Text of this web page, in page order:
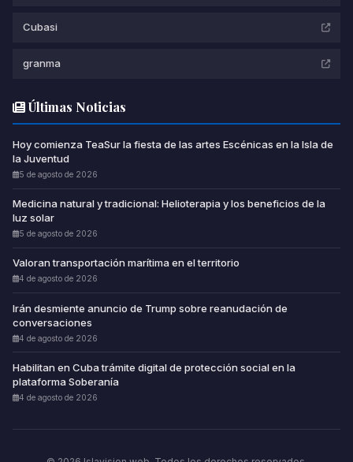
Cubasi
granma
Últimas Noticias
Hoy comienza TeaSur la fiesta de las artes Escénicas en la Isla de
la Juventud
5 de agosto de 2026
Medicina natural y tradicional: Helioterapia y los beneficios de la
luz solar
5 de agosto de 2026
Valoran transportación marítima en el territorio
4 de agosto de 2026
Irán desmiente anuncio de Trump sobre reanudación de
conversaciones
4 de agosto de 2026
Habilitan en Cuba trámite digital de protección social en la
plataforma Soberanía
4 de agosto de 2026